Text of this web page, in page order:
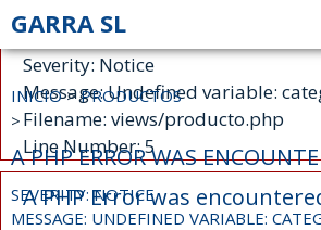
A PHP Error was encountered
Severity: Notice
Message: Undefined variable:
Filename: views/producto.php
Line Number: 5
GARRA SL
INICIO >PRODUCTOS
>
A PHP ERROR WAS
SEVERITY: NOTICE
MESSAGE: UNDEFINED VARIABLE:
A PHP Error was